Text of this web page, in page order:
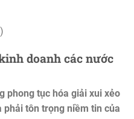
doanh các nước
phong tục hóa giải xui xẻo
phải tôn trọng niềm tin của